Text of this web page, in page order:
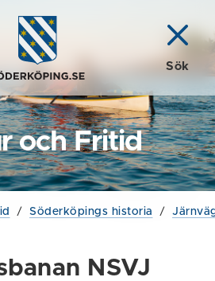
Sök
och Fritid
/ Söderköpings historia /
NSVJ